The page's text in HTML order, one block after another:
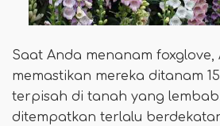
Saat Anda menanam foxglove,
memastikan mereka ditanam
terpisah di tanah yang
ditempatkan terlalu